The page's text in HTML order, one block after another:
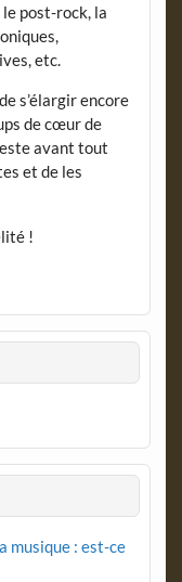
le post-rock, la
etc.
s’élargir encore
de cœur de
avant tout
et de les
!
musique : est-ce